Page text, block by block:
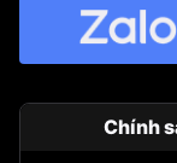
Chính